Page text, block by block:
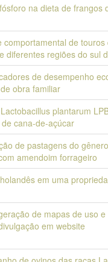
na dieta de frangos
comportamental de touros
diferentes regiões do sul
de desempenho
obra familiar
plantarum
cana-de-açúcar
de pastagens do
amendoim forrageiro
em uma
de mapas de uso
em website